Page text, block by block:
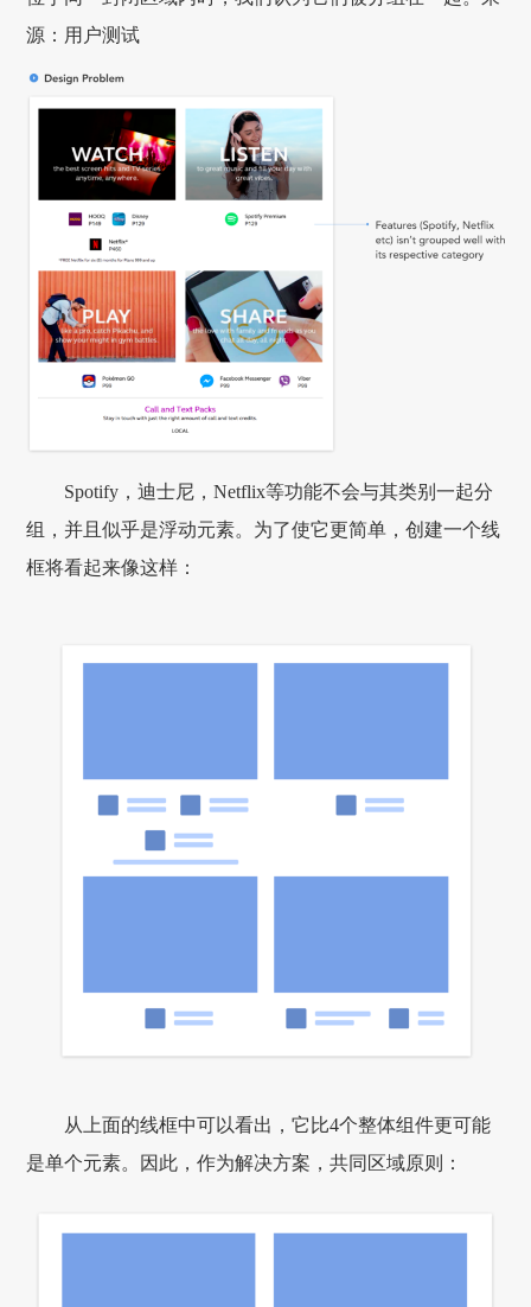
源：用户测试
Spotify，迪士尼，Netflix等功能不会与其类别一起分
组，并且似乎是浮动元素。为了使它更简单，创建一个线
框将看起来像这样：
从上面的线框中可以看出，它比4个整体组件更可能
是单个元素。因此，作为解决方案，共同区域原则：